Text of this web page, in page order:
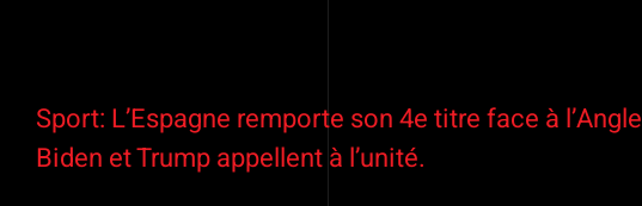
Sport: L’Espagne remporte son 4e titre face à
Biden et Trump appellent à l’unité.